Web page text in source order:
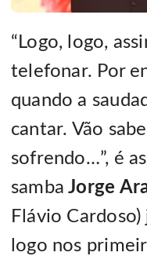
“Logo, logo,
telefonar. Por
quando a
cantar. Vão
sofrendo…”, é
samba Jorge
Flávio
logo nos